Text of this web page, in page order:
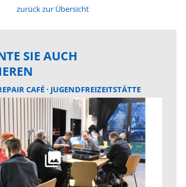
zurück zur Übersicht
SIE AUCH
CAFÉ JUGENDFREIZEITSTÄTTE